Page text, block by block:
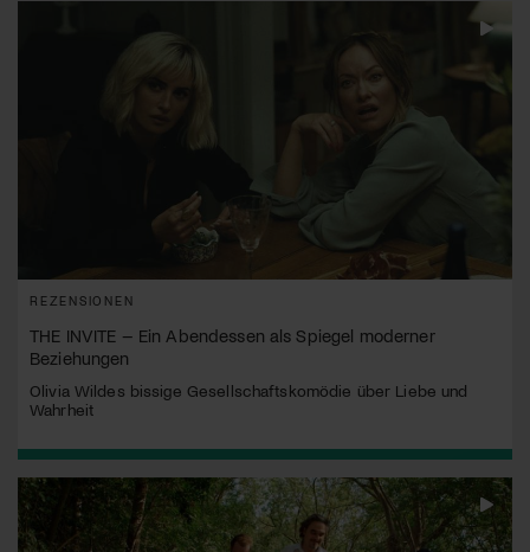
REZENSIONEN
THE INVITE – Ein Abendessen als Spiegel moderner
Beziehungen
Olivia Wildes bissige Gesellschaftskomödie über Liebe und
Wahrheit